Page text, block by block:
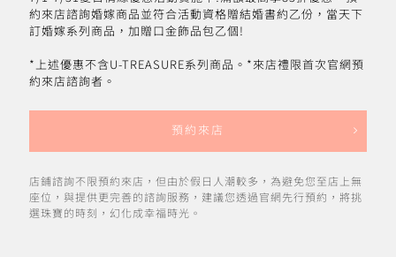
約來店諮詢婚嫁商品並符合活動資格贈結婚書約乙份，當天下
訂婚嫁系列商品，加贈口金飾品包乙個!
*上述優惠不含U-TREASURE系列商品。*來店禮限首次官網預
約來店諮詢者。
預約來店
店鋪諮詢不限預約來店，但由於假日人潮較多，為避免您至店上無
座位，與提供更完善的諮詢服務，建議您透過官網先行預約，將挑
選珠寶的時刻，幻化成幸福時光。